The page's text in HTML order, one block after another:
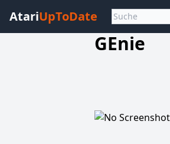
AtariUpToDate
GEnie